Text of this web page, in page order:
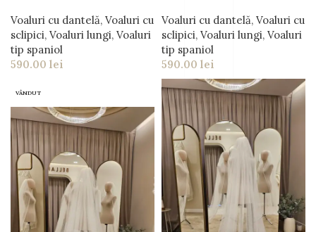
Voaluri cu dantelă, Voaluri cu
sclipici, Voaluri lungi, Voaluri
tip spaniol
590.00 lei
Voaluri cu dantelă, Voaluri cu
sclipici, Voaluri lungi, Voaluri
tip spaniol
590.00 lei
VÂNDUT